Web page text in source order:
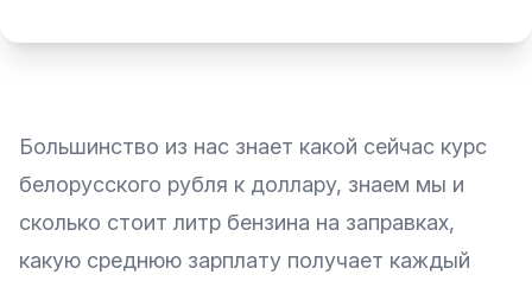
Большинство из нас знает какой сейчас курс
белорусского рубля к доллару, знаем мы и
сколько стоит литр бензина на заправках,
какую среднюю зарплату получает каждый